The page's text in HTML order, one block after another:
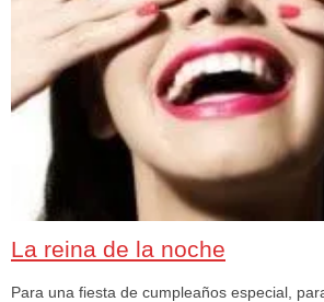
La reina de la noche
Para una fiesta de cumpleaños especial,